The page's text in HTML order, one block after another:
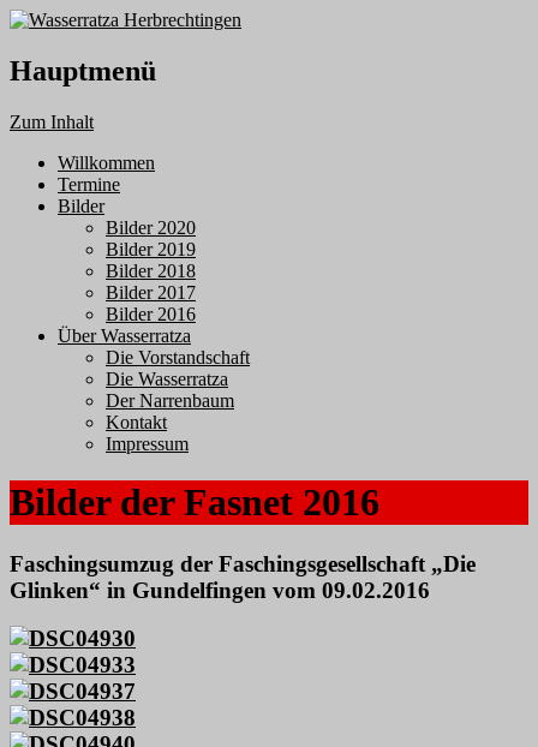
Hauptmenü
Zum Inhalt
Willkommen
Termine
Bilder
Bilder 2020
Bilder 2019
Bilder 2018
Bilder 2017
Bilder 2016
Über Wasserratza
Die Vorstandschaft
Die Wasserratza
Der Narrenbaum
Kontakt
Impressum
Bilder der Fasnet 2016
Faschingsumzug der Faschingsgesellschaft „Die
Glinken“ in Gundelfingen vom 09.02.2016